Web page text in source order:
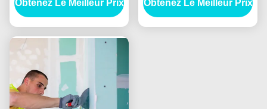
l'épaisseur de 9mm
10mm 12mm
Obtenez Le Meilleur Prix
d'humidité, feuille
imperméable 9mm de
Obtenez Le Meilleur Prix